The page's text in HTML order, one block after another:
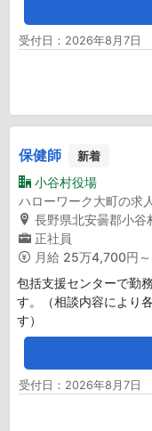
受付日：2026年8月7日
保健師 新着
小谷村役場
ハローワーク大町の求
長野県北安曇郡小谷
正社員
月給 25万4,700円
包括支援センターで勤
す。（相談内容により
す）
受付日：2026年8月7日